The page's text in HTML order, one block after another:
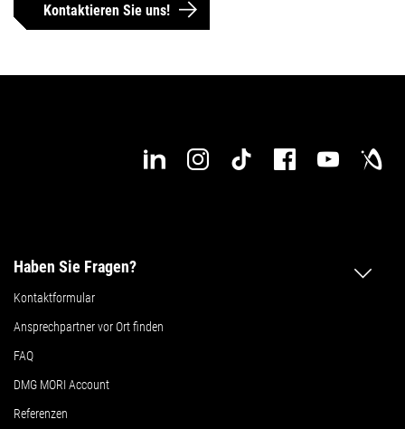
Kontaktieren Sie uns!
Haben Sie Fragen?
Kontaktformular
Ansprechpartner vor Ort finden
FAQ
DMG MORI Account
Referenzen